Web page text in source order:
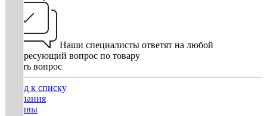
Наши специалисты ответят на любой
интересующий вопрос по товару
Задать вопрос
Назад к списку
Компания
Отзывы